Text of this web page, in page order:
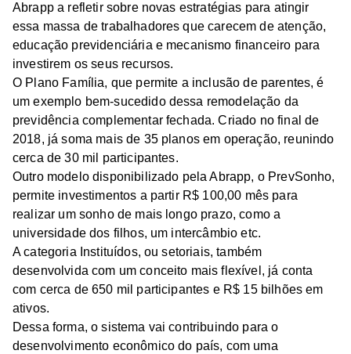
Abrapp a refletir sobre novas estratégias para atingir
essa massa de trabalhadores que carecem de atenção,
educação previdenciária e mecanismo financeiro para
investirem os seus recursos.
O Plano Família, que permite a inclusão de parentes, é
um exemplo bem-sucedido dessa remodelação da
previdência complementar fechada. Criado no final de
2018, já soma mais de 35 planos em operação, reunindo
cerca de 30 mil participantes.
Outro modelo disponibilizado pela Abrapp, o PrevSonho,
permite investimentos a partir R$ 100,00 mês para
realizar um sonho de mais longo prazo, como a
universidade dos filhos, um intercâmbio etc.
A categoria Instituídos, ou setoriais, também
desenvolvida com um conceito mais flexível, já conta
com cerca de 650 mil participantes e R$ 15 bilhões em
ativos.
Dessa forma, o sistema vai contribuindo para o
desenvolvimento econômico do país, com uma